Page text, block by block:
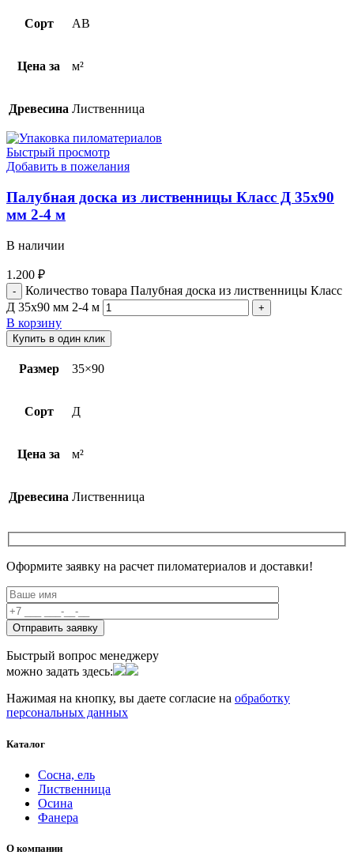
Сорт AB
Цена за м²
Древесина Лиственница
Быстрый просмотр
Добавить в пожелания
Палубная доска из лиственницы Класс Д 35х90
мм 2-4 м
В наличии
1.200 ₽
Количество товара Палубная доска из лиственницы Класс
Д 35х90 мм 2-4 м
В корзину
Купить в один клик
Размер 35×90
Сорт Д
Цена за м²
Древесина Лиственница
Оформите заявку на расчет пиломатериалов и доставки!
Быстрый вопрос менеджеру
можно задать здесь:
Нажимая на кнопку, вы даете согласие на обработку
персональных данных
Каталог
Сосна, ель
Лиственница
Осина
Фанера
О компании